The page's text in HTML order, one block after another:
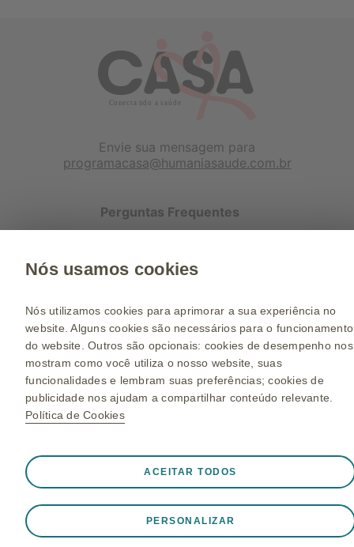
Envie sua mensagem para
programacasa@humaniasaude.com.br
Perguntas Frequentes
© 2023 GlaxoSmithKline Brasil Ltda. Todos os direitos reservados.
O Material incluído nesse website é dirigido ao público em geral. Por favor
Nós usamos cookies
Nós utilizamos cookies para aprimorar a sua experiência no
website. Alguns cookies são necessários para o funcionamento
do website. Outros são opcionais: cookies de desempenho nos
mostram como você utiliza o nosso website, suas
funcionalidades e lembram suas preferências; cookies de
publicidade nos ajudam a compartilhar conteúdo relevante.
Política de Cookies
❮
como armazenar dados de sessão durante uma visita ao
website, gerenciar preferências de cookies e tags, e proteger a
PERSONALIZAR
ACEITAR TODOS